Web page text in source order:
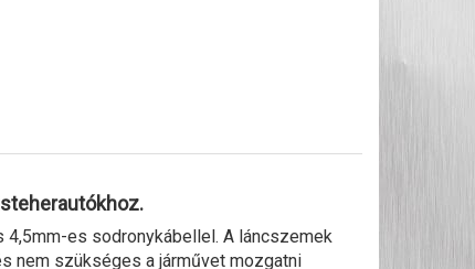
es sodronykábellel. A láncszemek
nem szükséges a járművet mozgatni